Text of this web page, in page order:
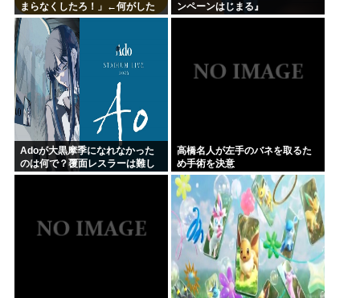
まらなくしたろ！」←何がした
いの？
ンペーンはじまる』
Adoが大黒摩季になれなかった
のは何で？覆面レスラーは難し
いよね
高橋名人が左手のバネを取るた
め手術を決意